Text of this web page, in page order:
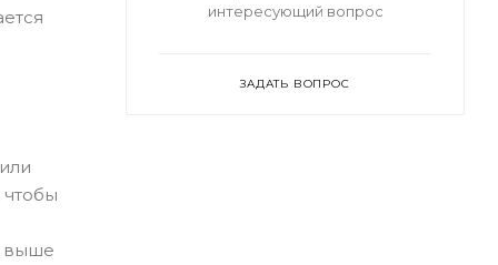
выше
интересующий вопрос
ЗАДАТЬ ВОПРОС